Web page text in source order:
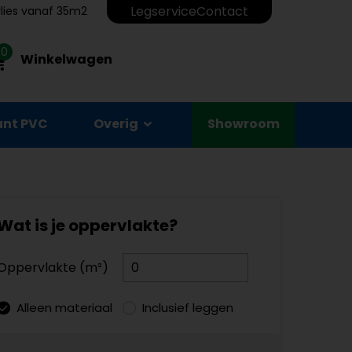
vanaf 35m2 LegserviceContact
0 Winkelwagen
PVC Overig Showroom
is je oppervlakte?
(m²)
Alleen materiaal Inclusief leggen